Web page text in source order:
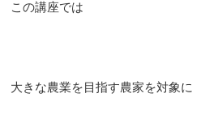
この講座では
大きな農業を目指す農家を対象に